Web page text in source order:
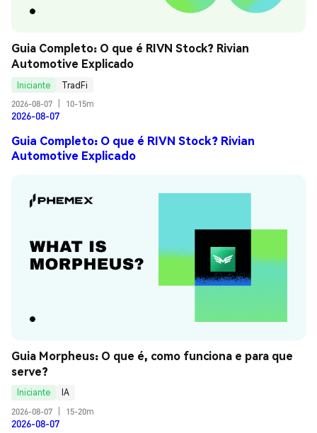
Guia Completo: O que é RIVN Stock? Rivian
Automotive Explicado
Iniciante
TradFi
2026-08-07
10-15m
2026-08-07
Guia Completo: O que é RIVN Stock? Rivian
Automotive Explicado
Guia Morpheus: O que é, como funciona e para que
serve?
Iniciante
IA
2026-08-07
15-20m
2026-08-07